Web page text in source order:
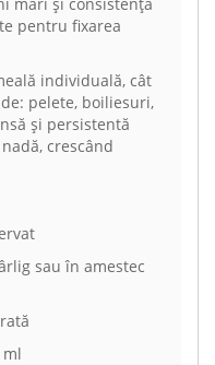
pentru fixarea
individuală, cât
pelete, boiliesuri,
și persistentă
crescând
sau în amestec
ml